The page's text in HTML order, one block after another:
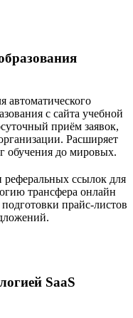
автоматического
с сайта учебной
приём заявок,
Расширяет
обучения до мировых.
ссылок для
трансфера онлайн
прайс-листов
SaaS